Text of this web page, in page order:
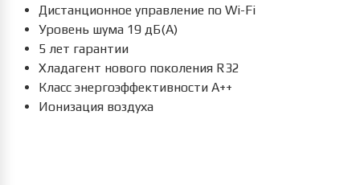
Дистанционное управление по Wi-Fi
Уровень шума 19 дБ(А)
5 лет гарантии
Хладагент нового поколения R32
Класс энергоэффективности А++
Ионизация воздуха